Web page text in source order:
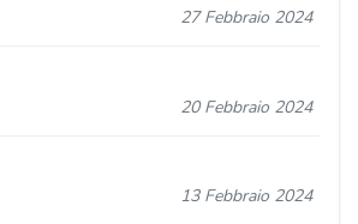
27 Febbraio 2024
20 Febbraio 2024
13 Febbraio 2024